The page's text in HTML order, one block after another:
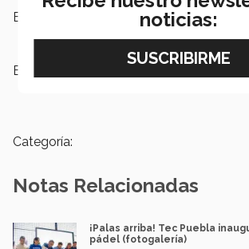
Escuelas:
Etiquetas:
Categoría:
Notas Relacionadas
¡Palas arriba! Tec Puebla
pádel (fotogalería)
noticias: